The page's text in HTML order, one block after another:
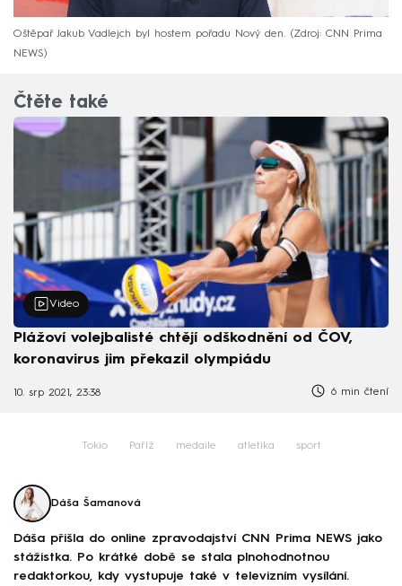
Oštěpař Jakub Vadlejch byl hostem pořadu Nový den.
Zdroj: CNN Prima
NEWS
Čtěte také
Video
Plážoví volejbalisté chtějí odškodnění od ČOV,
koronavirus jim překazil olympiádu
10. srp 2021, 23:38 6 min čtení
Tokio Paříž medaile atletika sport
Dáša Šamanová
Dáša přišla do online zpravodajství CNN Prima NEWS jako
stážistka. Po krátké době se stala plnohodnotnou
redaktorkou, kdy vystupuje také v televizním vysílání.